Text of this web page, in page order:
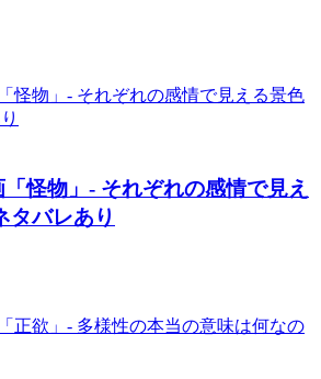
「怪物」- それぞれの感情で見え
バレあり